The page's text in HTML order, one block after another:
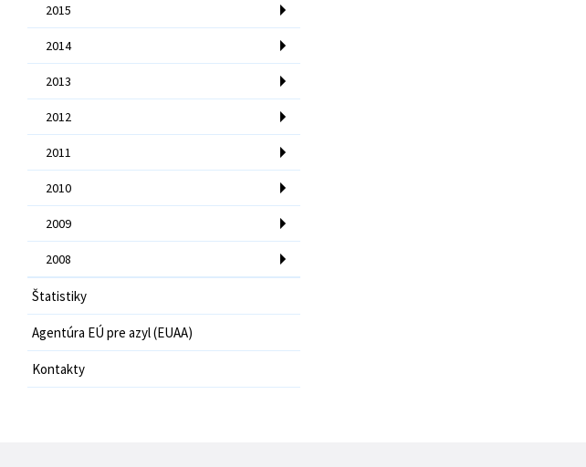
2015
2014
2013
2012
2011
2010
2009
2008
Štatistiky
Agentúra EÚ pre azyl (EUAA)
Kontakty